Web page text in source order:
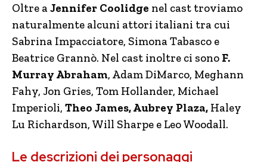
Oltre a Jennifer Coolidge nel cast troviamo
naturalmente alcuni attori italiani tra cui
Sabrina Impacciatore, Simona Tabasco e
Beatrice Grannò. Nel cast inoltre ci sono F.
Murray Abraham, Adam DiMarco, Meghann
Fahy, Jon Gries, Tom Hollander, Michael
Imperioli, Theo James, Aubrey Plaza, Haley
Lu Richardson, Will Sharpe e Leo Woodall.
Le descrizioni dei personaggi